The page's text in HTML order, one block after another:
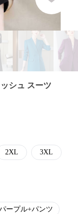
シュ スーツ
2XL 3XL
ープル+パンツ